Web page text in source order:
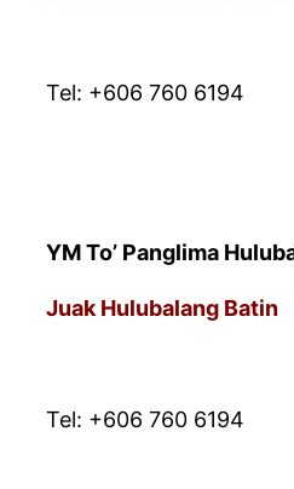
Tel: +606 760 6194
YM To’ Panglima
Juak Hulubalang Batin
Tel: +606 760 6194